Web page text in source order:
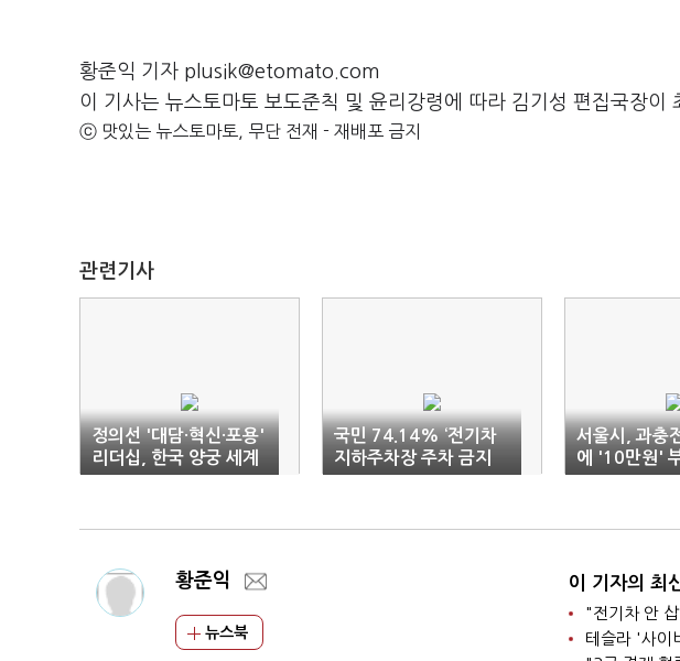
황준익 기자 plusik@etomato.com
이 기사는 뉴스토마토 보도준칙 및 윤리강령에 따라 김기성 편집국장이
ⓒ 맛있는 뉴스토마토, 무단 전재 - 재배포 금지
관련기사
정의선 '대담·혁신·포용'
리더십, 한국 양궁 세계
최강 이끌었다
국민 74.14% ‘전기차
지하주차장 주차 금지
찬성’
서울시, 과충
에 '10만원'
잉대응 논란'
황준익
뉴스북
이 기자의 최
"전기차 안
테슬라 '사이